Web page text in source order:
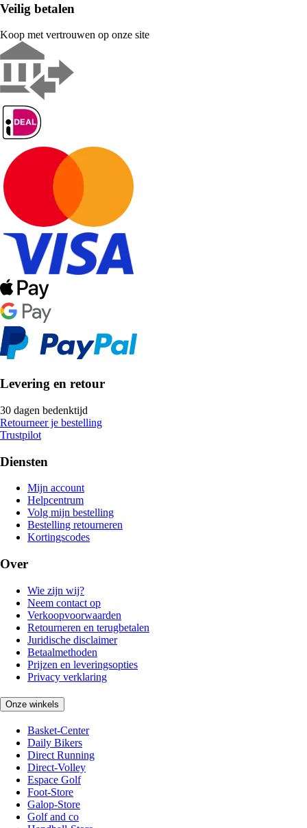
Veilig betalen
Koop met vertrouwen op onze site
Levering en retour
30 dagen bedenktijd
Retourneer je bestelling
Trustpilot
Diensten
Mijn account
Helpcentrum
Volg mijn bestelling
Bestelling retourneren
Kortingscodes
Over
Wie zijn wij?
Neem contact op
Verkoopvoorwaarden
Retourneren en terugbetalen
Juridische disclaimer
Betaalmethoden
Prijzen en leveringsopties
Privacy verklaring
Onze winkels
Basket-Center
Daily Bikers
Direct Running
Direct-Volley
Espace Golf
Foot-Store
Galop-Store
Golf and co